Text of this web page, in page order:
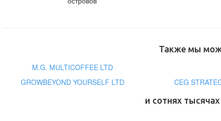
Также мы
M.G. MULTICOFFEE LTD
GROWBEYOND YOURSELF LTD
CEG
и сотнях